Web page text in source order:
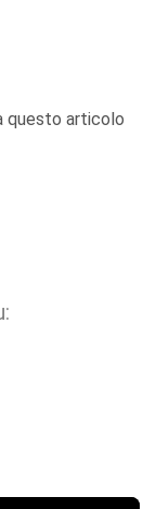
questo articolo